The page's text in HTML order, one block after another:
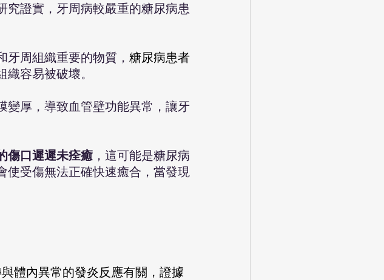
究證實，牙周病較嚴重的糖尿病患
周組織重要的物質， 糖尿病患者
織容易被破壞。
變厚，導致血管壁功能異常，讓牙
傷口遲遲未痊癒 ，這可能是糖尿病
使受傷無法正確快速癒合，當發現